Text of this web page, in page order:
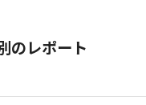
のレポート